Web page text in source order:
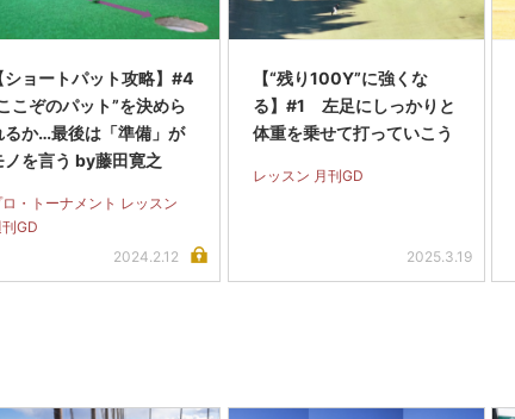
ショートパット攻略】#4
こぞのパット”を決めら
るか…最後は「準備」が
ノを言う by藤田寛之
ロ・トーナメント レッスン
GD
2024.2.12
【“残り100Y”に強くな
る】#1 左足にしっかりと
体重を乗せて打っていこう
レッスン 月刊GD
2025.3.19